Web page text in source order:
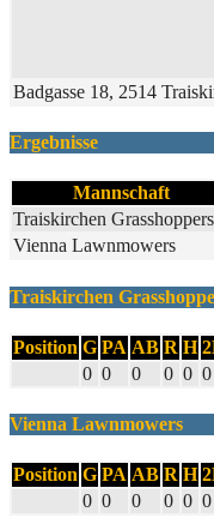
Badgasse 18, 2514
Ergebnisse
Mannschaft
Traiskirchen
Vienna Lawnmowers
Traiskirchen
Position G PA AB R H
0 0 0 0 0 0
Vienna Lawnmowers
Position G PA AB R H
0 0 0 0 0 0